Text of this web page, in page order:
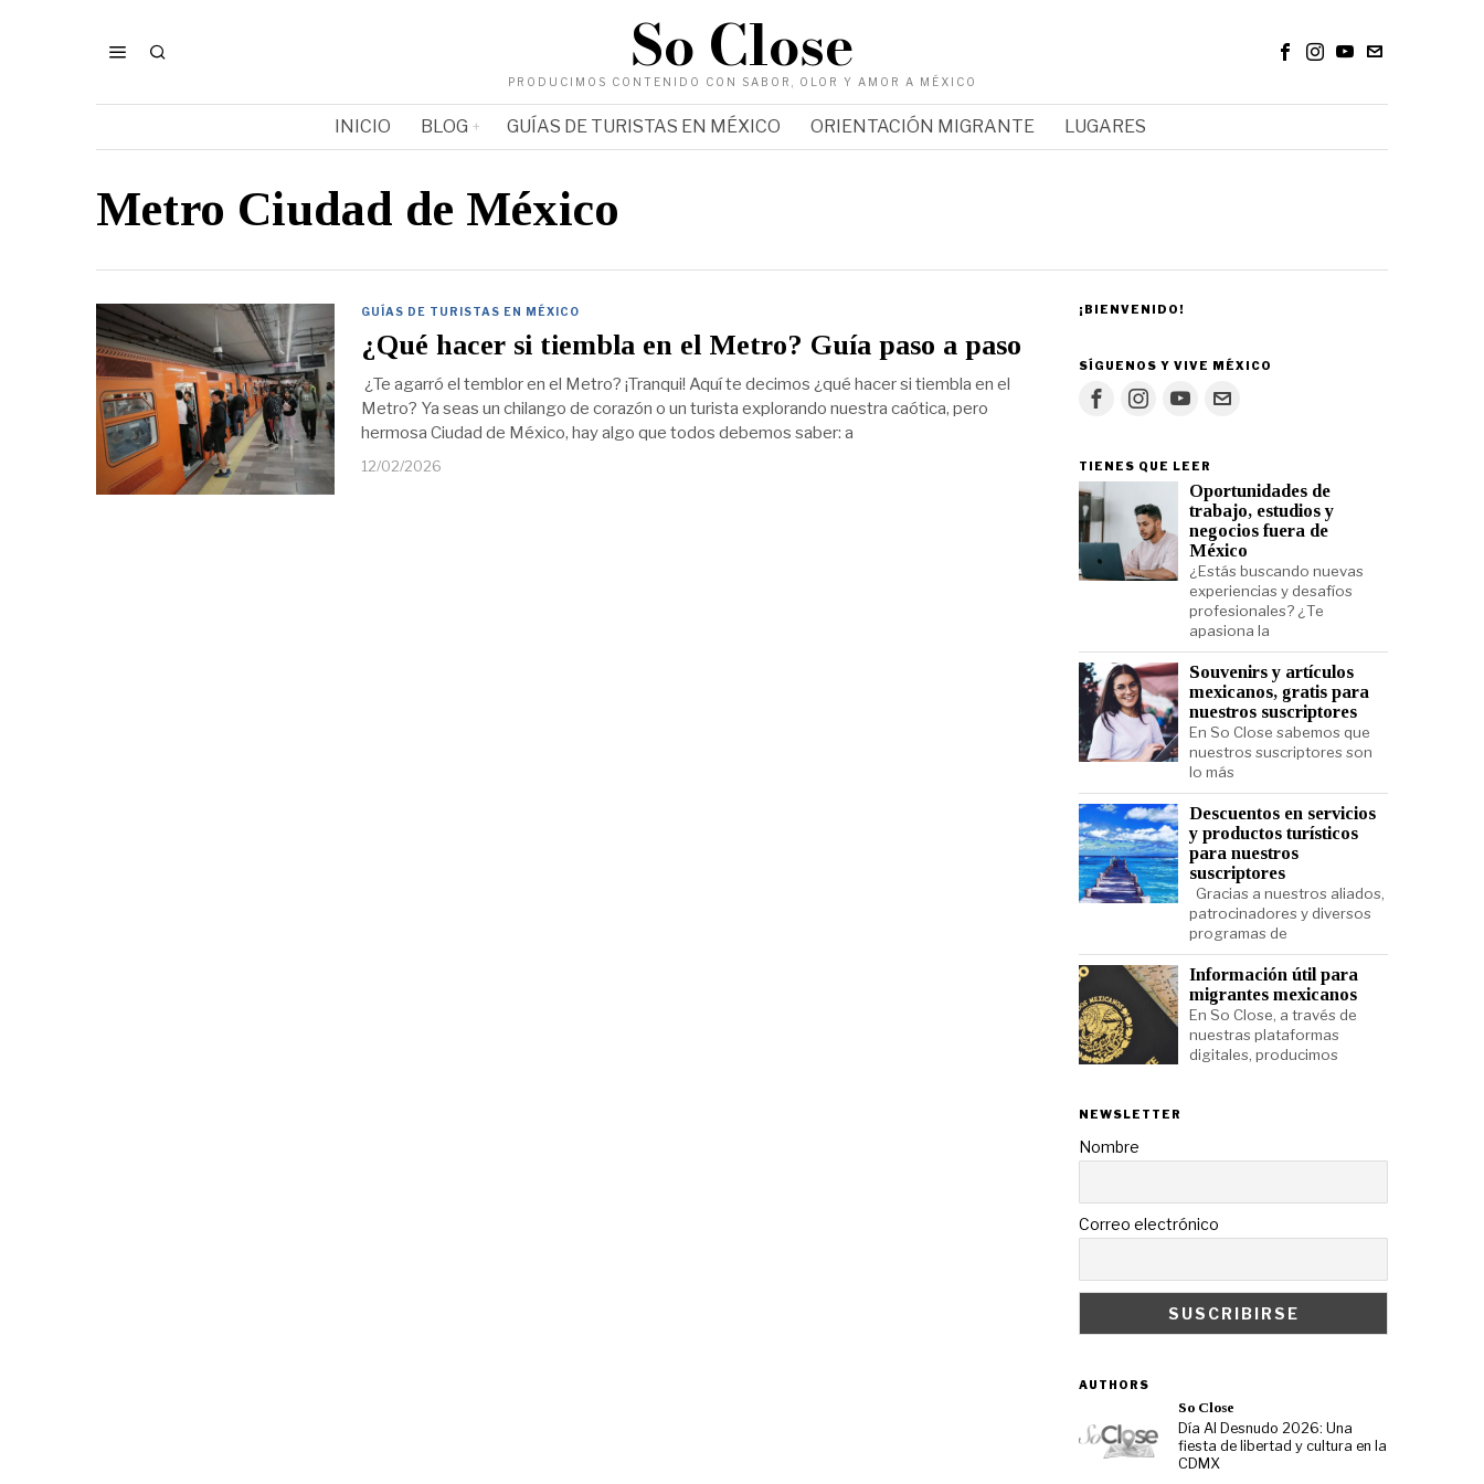
So Close
PRODUCIMOS CONTENIDO CON SABOR, OLOR Y AMOR A MÉXICO
INICIO BLOG GUÍAS DE TURISTAS EN MÉXICO ORIENTACIÓN MIGRANTE LUGARES
Metro Ciudad de México
GUÍAS DE TURISTAS EN MÉXICO
¿Qué hacer si tiembla en el Metro? Guía paso a paso
¿Te agarró el temblor en el Metro? ¡Tranqui! Aquí te decimos ¿qué hacer si tiembla en el
Metro? Ya seas un chilango de corazón o un turista explorando nuestra caótica, pero
hermosa Ciudad de México, hay algo que todos debemos saber: a
12/02/2026
¡BIENVENIDO!
SÍGUENOS Y VIVE MÉXICO
TIENES QUE LEER
Oportunidades de
trabajo, estudios y
negocios fuera de
México
¿Estás buscando nuevas
experiencias y desafíos
profesionales? ¿Te
apasiona la
Souvenirs y artículos
mexicanos, gratis para
nuestros suscriptores
En So Close sabemos que
nuestros suscriptores son
lo más
Descuentos en servicios
y productos turísticos
para nuestros
suscriptores
Gracias a nuestros aliados,
patrocinadores y diversos
programas de
Información útil para
migrantes mexicanos
En So Close, a través de
nuestras plataformas
digitales, producimos
NEWSLETTER
Nombre
Correo electrónico
AUTHORS
So Close
Día Al Desnudo 2026: Una
fiesta de libertad y cultura en la
CDMX